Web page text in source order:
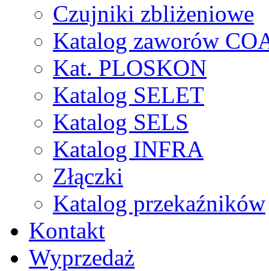
Czujniki zbliżeniowe
Katalog zaworów
Kat. PLOSKON
Katalog SELET
Katalog SELS
Katalog INFRA
Złączki
Katalog przekaźników
Kontakt
Wyprzedaż